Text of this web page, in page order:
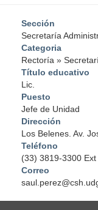
Sección
Secretaría
Categoria
Rectoría »
Título educativo
Lic.
Puesto
Jefe de Unidad
Dirección
Los Belenes. Av.
Teléfono
(33) 3819-3300 Ext
Correo